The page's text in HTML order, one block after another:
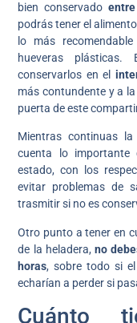
bien conservado
podrás tener el
lo más
hueveras plásticas.
conservarlos en el
más contundente y a
puerta de este
Mientras continuas
cuenta lo importante
estado, con los
evitar problemas de
trasmitir si no es
Otro punto a tener en
de la heladera, no
horas, sobre todo si
echarían a perder si
Cuánto